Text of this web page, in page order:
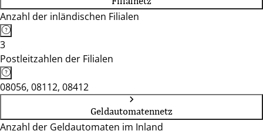
Anzahl der inländischen Filialen
3
Postleitzahlen der Filialen
08056, 08112, 08412
Geldautomatennetz
Anzahl der Geldautomaten im Inland